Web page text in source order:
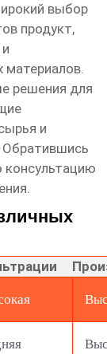
выбор
продукт,
материалов.
решения для
и
консультацию